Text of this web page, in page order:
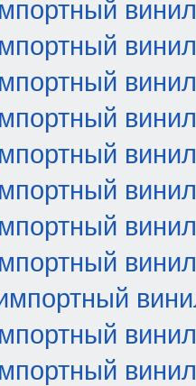
винил
винил
винил
винил
винил
винил
винил
винил
винил
винил